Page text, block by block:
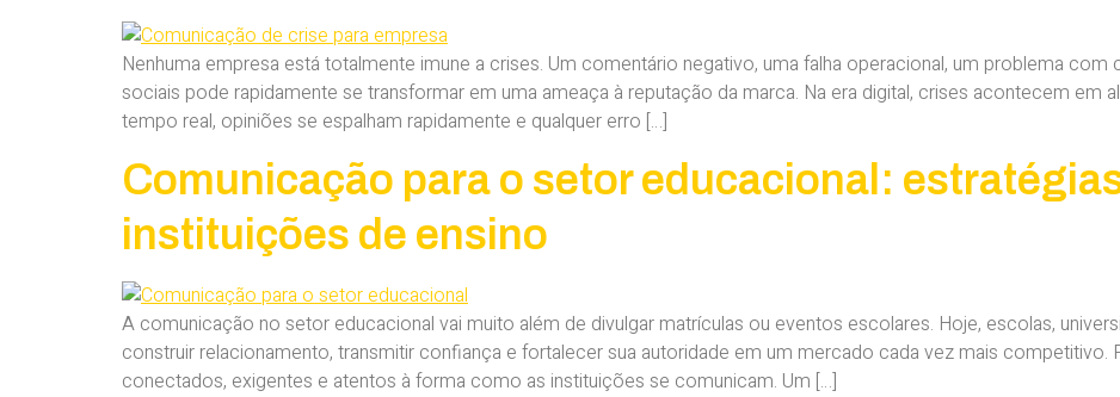
Nenhuma empresa está totalmente imune a crises. Um comentário negativo, uma falha operacional, um problema
sociais pode rapidamente se transformar em uma ameaça à reputação da marca. Na era digital, crises acontecem em
tempo real, opiniões se espalham rapidamente e qualquer erro […]
Comunicação para o setor educacional:
instituições de ensino
A comunicação no setor educacional vai muito além de divulgar matrículas ou eventos escolares. Hoje, escolas,
construir relacionamento, transmitir confiança e fortalecer sua autoridade em um mercado cada vez mais competitivo.
conectados, exigentes e atentos à forma como as instituições se comunicam. Um […]